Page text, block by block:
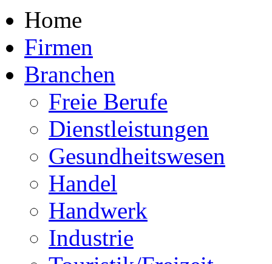
Home
Firmen
Branchen
Freie Berufe
Dienstleistungen
Gesundheitswesen
Handel
Handwerk
Industrie